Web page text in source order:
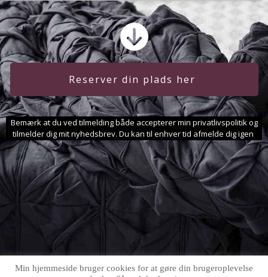
Reserver din plads her
Bemærk at du ved tilmelding både accepterer min privatlivspolitik og
tilmelder dig mit nyhedsbrev. Du kan til enhver tid afmelde dig igen
Min hjemmeside bruger cookies for at gøre din brugeroplevelse